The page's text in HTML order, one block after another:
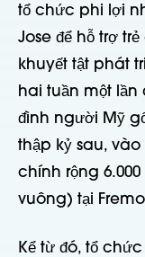
tổ chức phi lợi
Jose để hỗ trợ
khuyết tật phát
hai tuần một lần
đình người Mỹ
thập kỷ sau, vào
chính rộng
vuông) tại
Kể từ đó, tổ